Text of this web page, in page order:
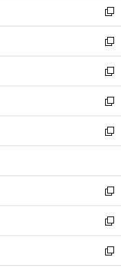
く
で
開
く
ド
ウ
で
開
く
ィ
ン
ド
ウ
で
開
く
い
ウ
ィ
ン
ド
ウ
で
開
く
新
し
い
ウ
ィ
ン
ド
ウ
で
開
新
し
い
ウ
ィ
ン
ド
ウ
開
く
新
し
い
ウ
ィ
ン
ウ
で
開
く
新
し
い
ウ
ン
ド
ウ
で
開
く
新
し
ウ
ィ
ン
ド
ウ
で
開
新
し
い
ウ
ィ
新
し
い
新